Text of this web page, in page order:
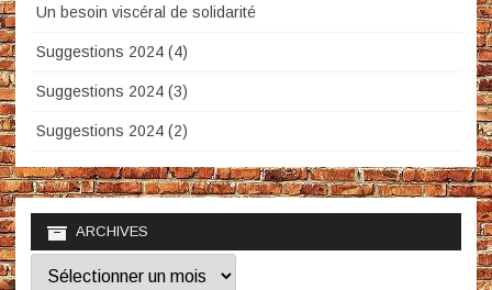
Un besoin viscéral de solidarité
Suggestions 2024 (4)
Suggestions 2024 (3)
Suggestions 2024 (2)
ARCHIVES
Archives